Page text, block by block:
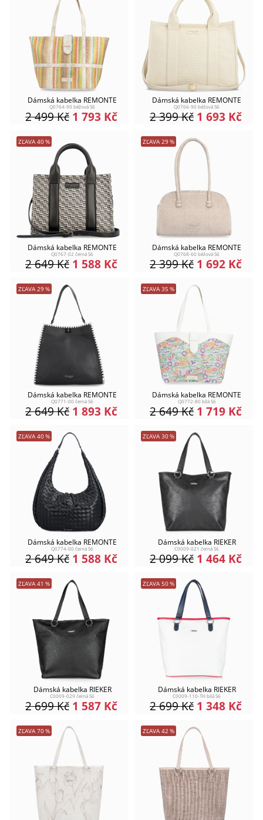
Dámská kabelka REMONTE
Q0764-90 béžová S6
1 793 Kč
2 499Kč
Dámská kabelka REMONTE
Q0766-90 béžová S6
1 693 Kč
2 399Kč
ZĽAVA 40%
Dámská kabelka REMONTE
Q0767-02 černá S6
1 588 Kč
2 649Kč
ZĽAVA 29%
Dámská kabelka REMONTE
Q0768-60 béžová S6
1 692 Kč
2 399Kč
ZĽAVA 29%
Dámská kabelka REMONTE
Q0771-00 černá S6
1 893 Kč
2 649Kč
ZĽAVA 35 %
Dámská kabelka REMONTE
Q0772-80 bílá S6
1 719 Kč
2 649Kč
ZĽAVA 40%
Dámská kabelka REMONTE
Q0774-00 černá S6
1 588 Kč
2 649Kč
ZĽAVA 30%
Dámská kabelka RIEKER
C0009-021 černá S6
1 464 Kč
2 099Kč
ZĽAVA 41 %
Dámská kabelka RIEKER
C0009-029 černá S6
1 587 Kč
2 699Kč
ZĽAVA 50%
Dámská kabelka RIEKER
C0009-110-TH bílá S6
1 348 Kč
2 699Kč
ZĽAVA 70% ZĽAVA 42%